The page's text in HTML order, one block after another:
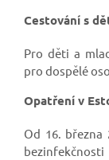
Cestování s
Pro děti a
pro dospělé
Opatření v
Od 16.